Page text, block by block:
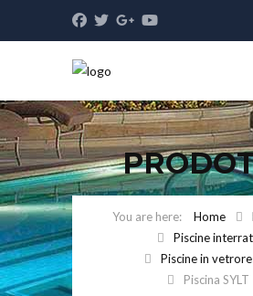
Home
Piscine
Piscine in
Piscina SYLT